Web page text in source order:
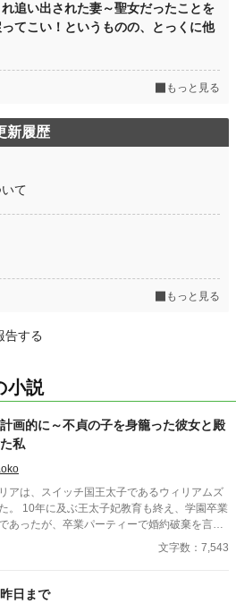
追い出された妻～聖女だったことを
てこい！というものの、とっくに他
もっと見る
新履歴
て
もっと見る
告する
小説
計画的に～不貞の子を身籠った彼女と殿
私
アは、スイッチ国王太子であるウィリアムズ
学園卒業
あったが、卒業パーティーで婚約破棄を言い
ー
ちをかけるように不貞の疑いまでかけられて
文字数：7,543
日まで